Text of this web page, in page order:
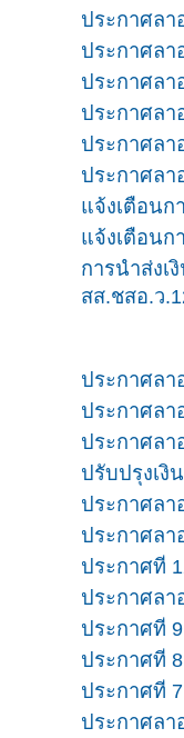
ประกาศลา
ประกาศลา
ประกาศลา
ประกาศลา
ประกาศลา
ประกาศลา
แจ้งเตือนก
แจ้งเตือนก
การนำส่
สส.ชสอ.ว
ประกาศลา
ประกาศลา
ประกาศลา
ปรับปรุงเงิ
ประกาศลา
ประกาศลา
ประกาศที่
ประกาศลา
ประกาศที่
ประกาศที่
ประกาศที่
ประกาศลา